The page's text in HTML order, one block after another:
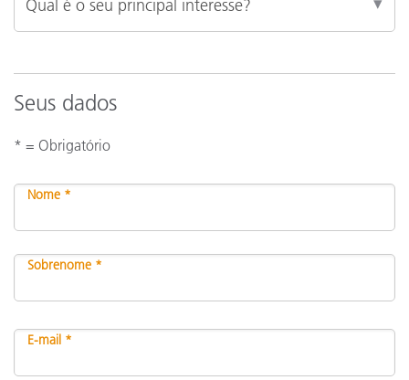
Seus dados
* = Obrigatório
Nome *
Sobrenome *
E-mail *